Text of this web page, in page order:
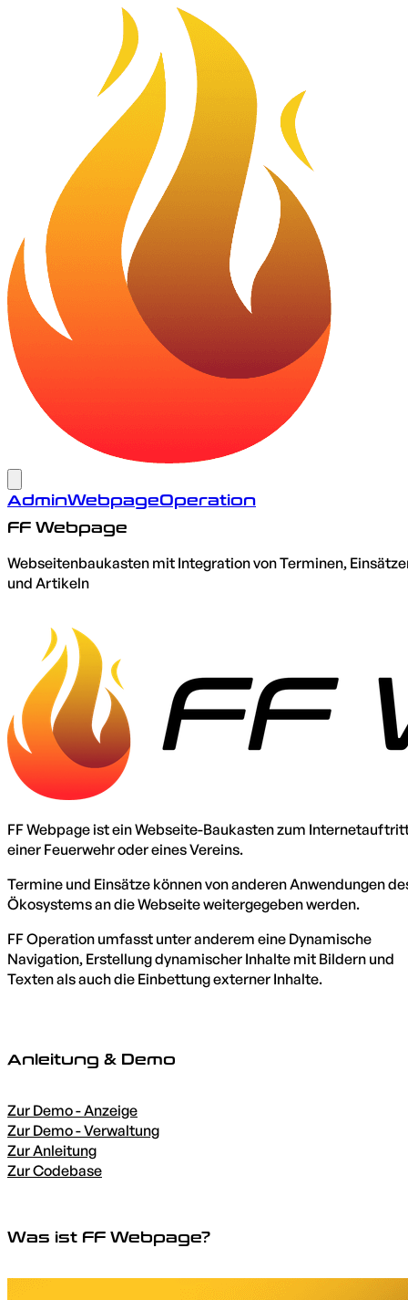
AdminWebpageOperation
FF Webpage
Webseitenbaukasten mit Integration von Terminen,
und Artikeln
FF Webpage ist ein Webseite-Baukasten zum
einer Feuerwehr oder eines Vereins.
Termine und Einsätze können von anderen Anwendungen
Ökosystems an die Webseite weitergegeben werden.
FF Operation umfasst unter anderem eine Dynamische
Navigation, Erstellung dynamischer Inhalte mit Bildern und
Texten als auch die Einbettung externer Inhalte.
Anleitung & Demo
Zur Demo - Anzeige
Zur Demo - Verwaltung
Zur Anleitung
Zur Codebase
Was ist FF Webpage?